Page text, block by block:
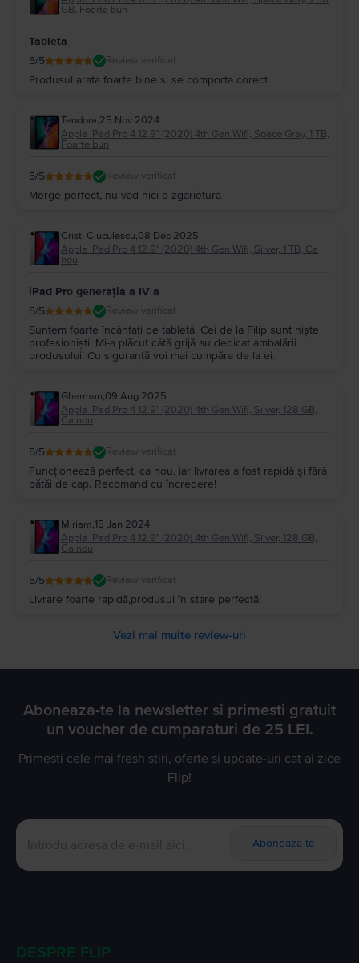
Pro 4 12.9" (2020) 4th Genpe care ți-o dorești în mai multe rate, fără
dobândă, cu cardul de credit. Verifică
Flip.ro , ofertele la
dinamice, la prețuri mai mult decât avantajoase pentru bugetul tău.
GB, Foarte bun
Tableta
5/5 Review verificat
Produsul arata foarte bine si se comporta corect
Teodora,25 Nov 2024
Apple iPad Pro 4 12.9" (2020) 4th Gen Wifi, Space Gray, 1 TB,
Foarte bun
5/5 Review verificat
Merge perfect, nu vad nici o zgarietura
Cristi Ciuculescu,08 Dec 2025
Apple iPad Pro 4 12.9" (2020) 4th Gen Wifi, Silver, 1 TB, Ca
nou
iPad Pro generația a IV a
5/5 Review verificat
Suntem foarte încântați de tabletă. Cei de la Filip sunt niște
profesioniști. Mi-a plăcut câtă grijă au dedicat ambalării
produsului. Cu siguranță voi mai cumpăra de la ei.
Gherman,09 Aug 2025
Apple iPad Pro 4 12.9" (2020) 4th Gen Wifi, Silver, 128 GB,
Ca nou
5/5 Review verificat
Funcționează perfect, ca nou, iar livrarea a fost rapidă și fără
bătăi de cap. Recomand cu încredere!
Miriam,15 Jan 2024
Apple iPad Pro 4 12.9" (2020) 4th Gen Wifi, Silver, 128 GB,
Ca nou
5/5 Review verificat
Livrare foarte rapidă,produsul în stare perfectă!
Vezi mai multe review-uri
Aboneaza-te la newsletter si primesti gratuit
un voucher de cumparaturi de 25 LEI.
Primesti cele mai fresh stiri, oferte si update-uri cat ai zice
Flip!
Aboneaza-te
DESPRE FLIP